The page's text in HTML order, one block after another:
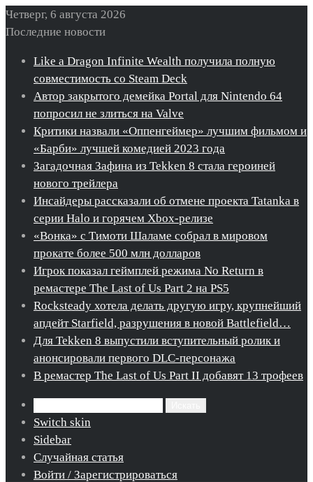
Четверг, 6 августа 2026
Последние новости
Like a Dragon Infinite Wealth получила полную
совместимость со Steam Deck
Автор закрытого демейка Portal для Nintendo 64
попросил не злиться на Valve
Критики назвали «Оппенгеймер» лучшим фильмом и
«Барби» лучшей комедией 2023 года
Загадочная Зафина из Tekken 8 стала героиней
нового трейлера
Инсайдеры рассказали об отмене проекта Tatanka в
серии Halo и горячем Xbox-релизе
«Вонка» с Тимоти Шаламе собрал в мировом
прокате более 500 млн долларов
Игрок показал геймплей режима No Return в
ремастере The Last of Us Part 2 на PS5
Rocksteady хотела делать другую игру, крупнейший
апдейт Starfield, разрушения в новой Battlefield…
Для Tekken 8 выпустили вступительный ролик и
анонсировали первого DLC-персонажа
В ремастер The Last of Us Part II добавят 13 трофеев
Switch skin
Sidebar
Случайная статья
Войти / Зарегистрироваться